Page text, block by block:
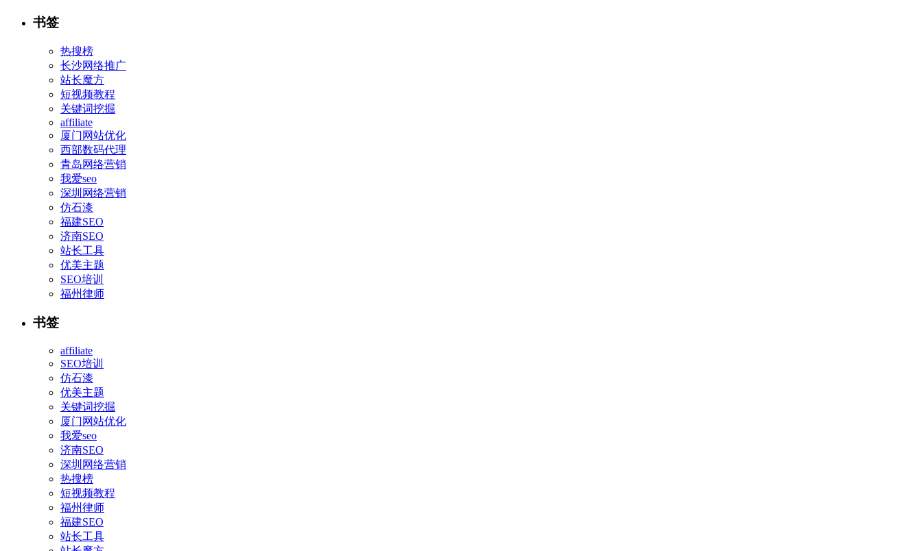
书签
热搜榜
长沙网络推广
站长魔方
短视频教程
关键词挖掘
affiliate
厦门网站优化
西部数码代理
青岛网络营销
我爱seo
深圳网络营销
仿石漆
福建SEO
济南SEO
站长工具
优美主题
SEO培训
福州律师
书签
affiliate
SEO培训
仿石漆
优美主题
关键词挖掘
厦门网站优化
我爱seo
济南SEO
深圳网络营销
热搜榜
短视频教程
福州律师
福建SEO
站长工具